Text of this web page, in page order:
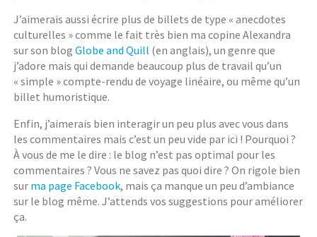
J’aimerais aussi écrire plus de billets de type « anecdotes
culturelles » comme le fait très bien ma copine Alexandra
sur son blogGlobe and Quill (en anglais), un genre que
j’adore mais qui demande beaucoup plus de travail qu’un
« simple » compte-rendu de voyage linéaire, ou même qu’un
billet humoristique.
Enfin, j’aimerais bien interagir un peu plus avec vous dans
les commentaires mais c’est un peu vide par ici ! Pourquoi ?
À vous de me le dire : le blog n’est pas optimal pour les
commentaires ? Vous ne savez pas quoi dire ? On rigole bien
sur ma page Facebook, mais ça manque un peu d’ambiance
sur le blog même. J’attends vos suggestions pour améliorer
ça.